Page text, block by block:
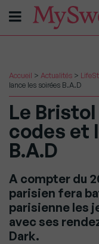
Accueil > Actualités >
lance les soirées B.A.D
Le
codes et
B.A.D
A compter du
parisien fera
parisienne les
avec ses
Dark.